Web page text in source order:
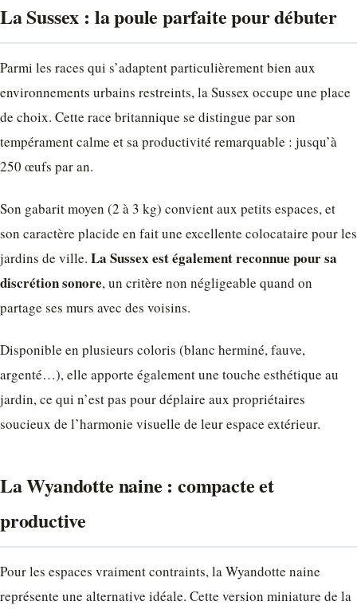
La Sussex : la poule parfaite pour débuter
Parmi les races qui s’adaptent particulièrement bien aux
environnements urbains restreints, la Sussex occupe une place
de choix. Cette race britannique se distingue par son
tempérament calme et sa productivité remarquable : jusqu’à
250 œufs par an.
Son gabarit moyen (2 à 3 kg) convient aux petits espaces, et
son caractère placide en fait une excellente colocataire pour les
jardins de ville. La Sussex est également reconnue pour sa
discrétion sonore, un critère non négligeable quand on
partage ses murs avec des voisins.
Disponible en plusieurs coloris (blanc herminé, fauve,
argenté…), elle apporte également une touche esthétique au
jardin, ce qui n’est pas pour déplaire aux propriétaires
soucieux de l’harmonie visuelle de leur espace extérieur.
La Wyandotte naine : compacte et
productive
Pour les espaces vraiment contraints, la Wyandotte naine
représente une alternative idéale. Cette version miniature de la